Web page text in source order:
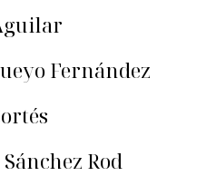
Fernández
Rod